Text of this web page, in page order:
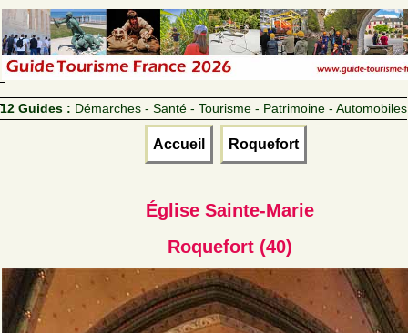
12 Guides : Démarches - Santé - Tourisme - Patrimoine - Automobiles
Accueil Roquefort
Église Sainte-Marie
Roquefort (40)